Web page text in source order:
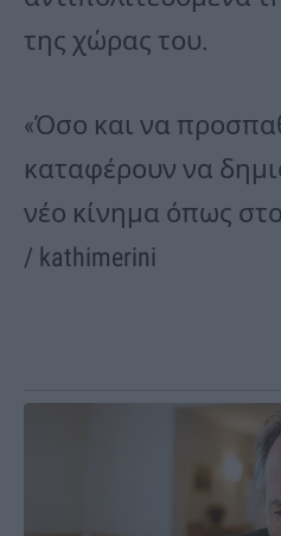
της χώρας του.
«Όσο και να
καταφέρουν να
νέο κίνημα όπως
/ kathimerini